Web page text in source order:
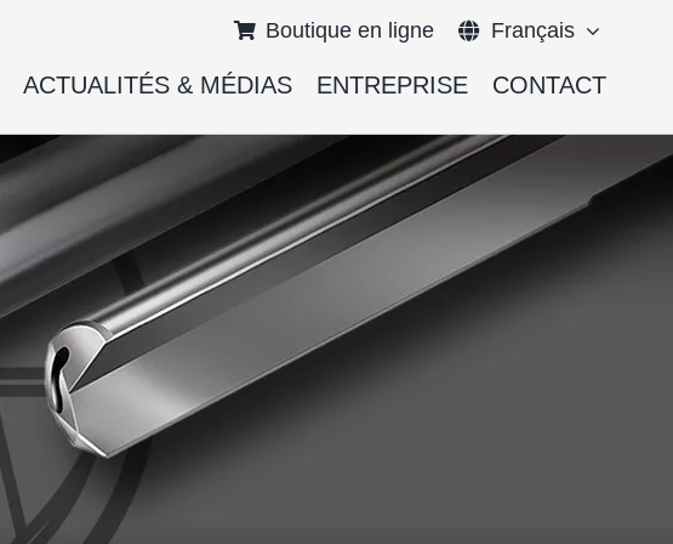
Boutique en ligne Français
English
Deutsch
ACTUALITÉS & MÉDIAS ENTREPRISE CONTACT